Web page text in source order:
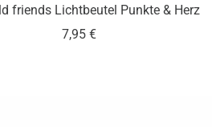
friends Lichtbeutel Punkte & Herz
Angebotspreis
7,95 €